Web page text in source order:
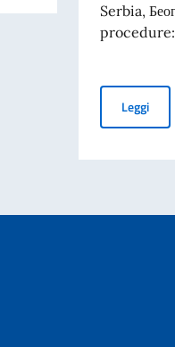
DEL VICE PRESIDENTE
Serbia,
Leggi